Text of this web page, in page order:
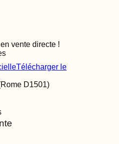
vente directe !
Télécharger le
D1501)